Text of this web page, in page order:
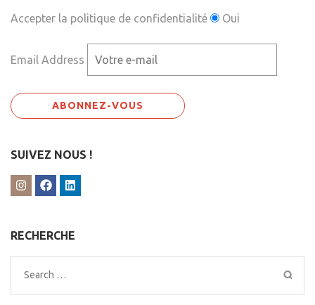
Accepter la politique de confidentialité Oui
Email Address
SUIVEZ NOUS !
RECHERCHE
Search
for: